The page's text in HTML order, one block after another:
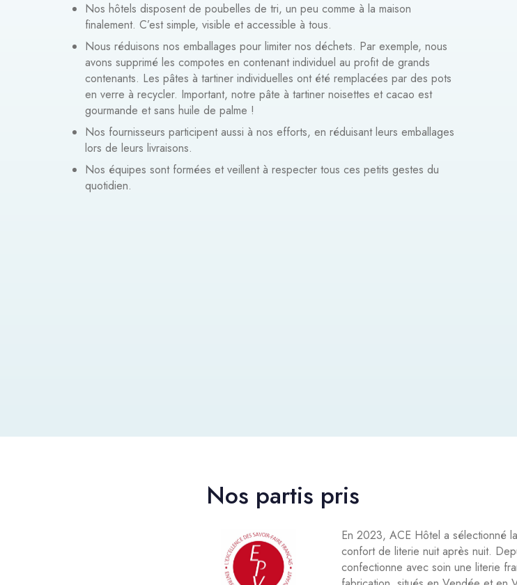
Nos hôtels disposent de poubelles de tri, un peu comme à la maison
finalement. C’est simple, visible et accessible à tous.
Nous réduisons nos emballages pour limiter nos déchets. Par exemple, nous
avons supprimé les compotes en contenant individuel au profit de grands
contenants. Les pâtes à tartiner individuelles ont été remplacées par des pots
en verre à recycler. Important, notre pâte à tartiner noisettes et cacao est
gourmande et sans huile de palme !
Nos fournisseurs participent aussi à nos efforts, en réduisant leurs emballages
lors de leurs livraisons.
Nos équipes sont formées et veillent à respecter tous ces petits gestes du
quotidien.
Nos partis pris
En 2023, ACE Hôtel a sélectionné
confort de literie nuit après nuit.
confectionne avec soin une literie